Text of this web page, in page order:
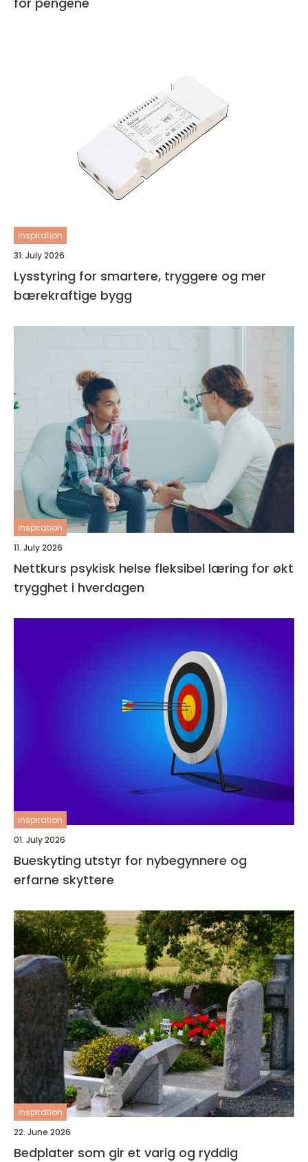
inspiration
31. July 2026
Lysstyring for smartere, tryggere og mer
bærekraftige bygg
inspiration
11. July 2026
Nettkurs psykisk helse fleksibel læring for økt
trygghet i hverdagen
inspiration
01. July 2026
Bueskyting utstyr for nybegynnere og
erfarne skyttere
inspiration
22. June 2026
Bedplater som gir et varig og ryddig